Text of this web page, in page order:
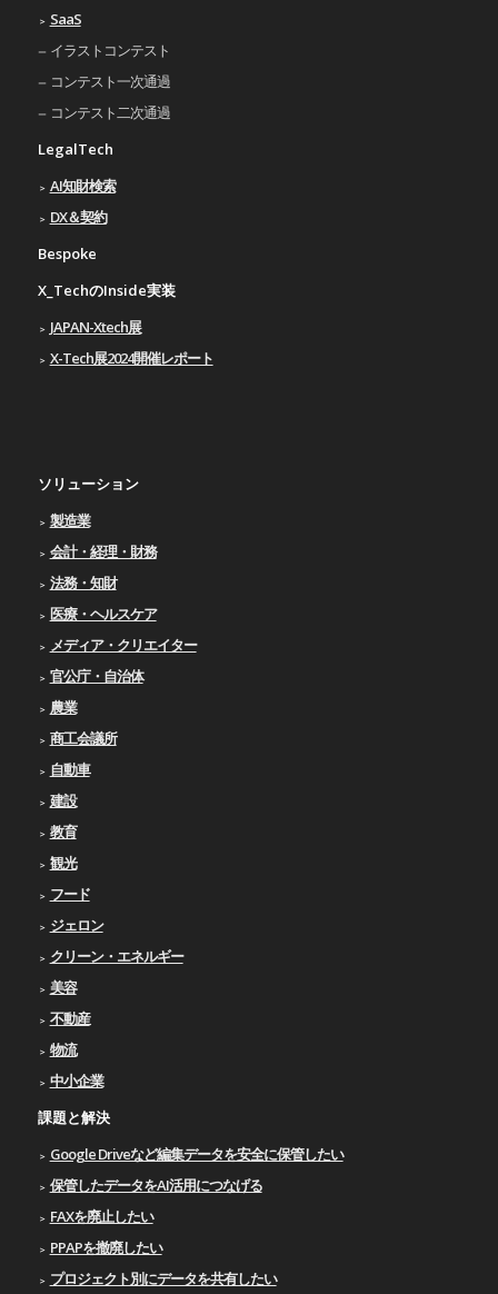
SaaS
イラストコンテスト
コンテスト一次通過
コンテスト二次通過
LegalTech
AI知財検索
DX＆契約
Bespoke
X_TechのInside実装
JAPAN-Xtech展
X-Tech展2024開催レポート
ソリューション
製造業
会計・経理・財務
法務・知財
医療・ヘルスケア
メディア・クリエイター
官公庁・自治体
農業
商工会議所
自動車
建設
教育
観光
フード
ジェロン
クリーン・エネルギー
美容
不動産
物流
中小企業
課題と解決
Google Driveなど編集データを安全に保管したい
保管したデータをAI活用につなげる
FAXを廃止したい
PPAPを撤廃したい
プロジェクト別にデータを共有したい